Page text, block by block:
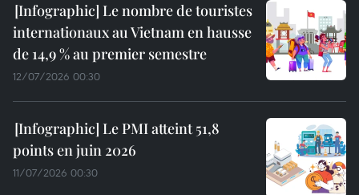
Le nombre de touristes
internationaux au Vietnam en hausse
de 14,9 % au premier semestre
12/07/2026 00:30
Le PMI atteint 51,8
points en juin 2026
11/07/2026 00:30